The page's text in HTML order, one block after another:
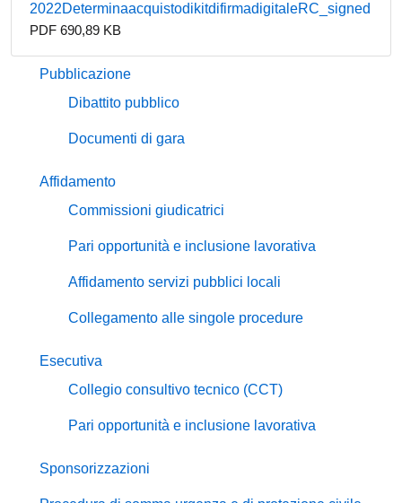
2022DeterminaacquistodikitdifirmadigitaleRC_signed
PDF 690,89 KB
Pubblicazione
Dibattito pubblico
Documenti di gara
Affidamento
Commissioni giudicatrici
Pari opportunità e inclusione lavorativa
Affidamento servizi pubblici locali
Collegamento alle singole procedure
Esecutiva
Collegio consultivo tecnico (CCT)
Pari opportunità e inclusione lavorativa
Sponsorizzazioni